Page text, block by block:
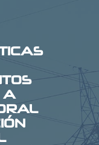
A